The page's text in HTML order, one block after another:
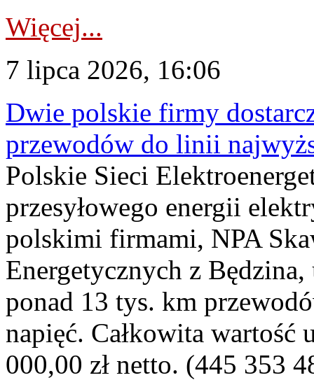
Więcej...
7 lipca 2026, 16:06
Dwie polskie firmy
przewodów do linii
Polskie Sieci
przesyłowego energii
polskimi firmami, NPA
Energetycznych z
ponad 13 tys. km
napięć. Całkowita
000,00 zł netto. (445 353